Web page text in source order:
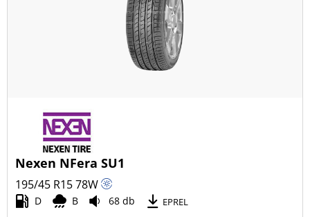
Nexen NFera SU1
195/45 R1578W
D B 68 db EPREL